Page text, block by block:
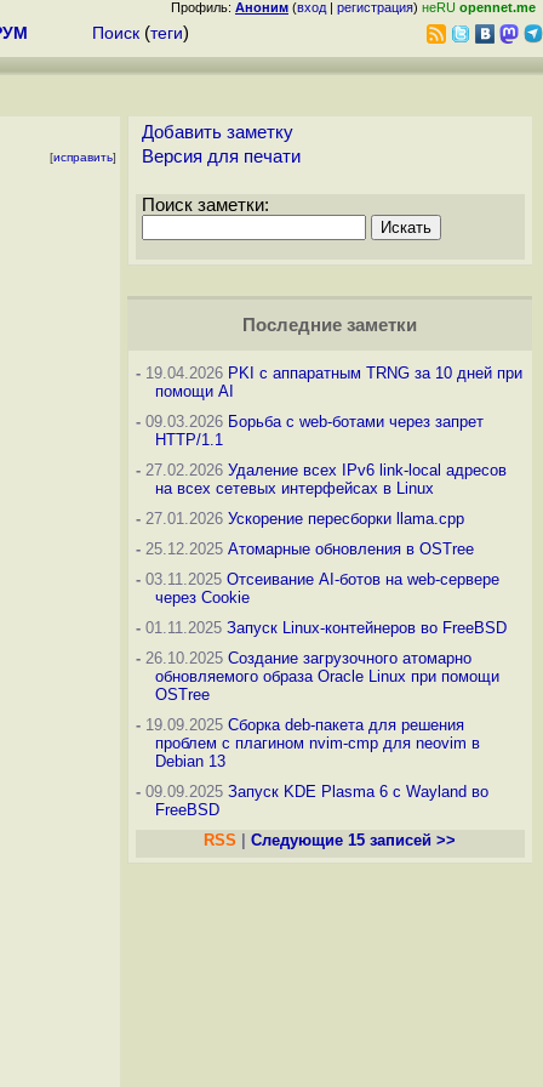
Профиль: Аноним (вход | регистрация) неRU opennet.me
Поиск (теги)
[исправить]
Добавить заметку
Версия для печати
Поиск заметки:
Последние заметки
-19.04.2026 PKI с аппаратным TRNG за 10 дней при
помощи AI
-09.03.2026 Борьба с web-ботами через запрет
HTTP/1.1
-27.02.2026 Удаление всех IPv6 link-local адресов
на всех сетевых интерфейсах в Linux
-27.01.2026 Ускорение пересборки llama.cpp
-25.12.2025 Атомарные обновления в OSTree
-03.11.2025 Отсеивание AI-ботов на web-сервере
через Cookie
-01.11.2025 Запуск Linux-контейнеров во FreeBSD
-26.10.2025 Создание загрузочного атомарно
обновляемого образа Oracle Linux при помощи
OSTree
-19.09.2025 Сборка deb-пакета для решения
проблем с плагином nvim-cmp для neovim в
Debian 13
-09.09.2025 Запуск KDE Plasma 6 с Wayland во
FreeBSD
RSS
Следующие 15 записей >>